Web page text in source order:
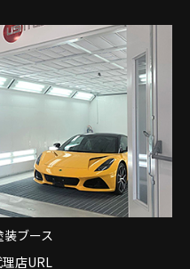
装ブース
店URL